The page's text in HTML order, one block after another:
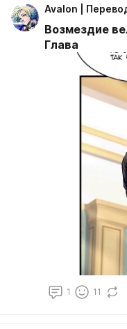
Avalon |
Возмездие
Глава
1 11